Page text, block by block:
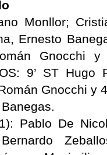
Monllor;
Ernesto
Gnocchi y
9’ ST
Gnocchi y
Pablo De